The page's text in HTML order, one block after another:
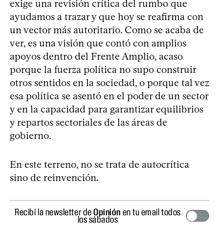
exige una revisión crítica del rumbo que
ayudamos a trazar y que hoy se reafirma con
un vector más autoritario. Como se acaba de
ver, es una visión que contó con amplios
apoyos dentro del Frente Amplio, acaso
porque la fuerza política no supo construir
otros sentidos en la sociedad, o porque tal vez
esa política se asentó en el poder de un sector
y en la capacidad para garantizar equilibrios
y repartos sectoriales de las áreas de
gobierno.
En este terreno, no se trata de autocrítica
sino de reinvención.
Recibí la newsletter deOpinión en tu email todos
los sábados